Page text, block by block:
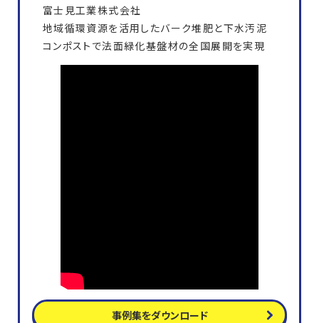
富士見工業株式会社
地域循環資源を活用したバーク堆肥と下水汚泥
コンポストで法面緑化基盤材の全国展開を実現
事例集をダウンロード